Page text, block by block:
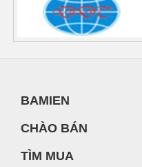
BAMIEN
CHÀO BÁN
TÌM MUA